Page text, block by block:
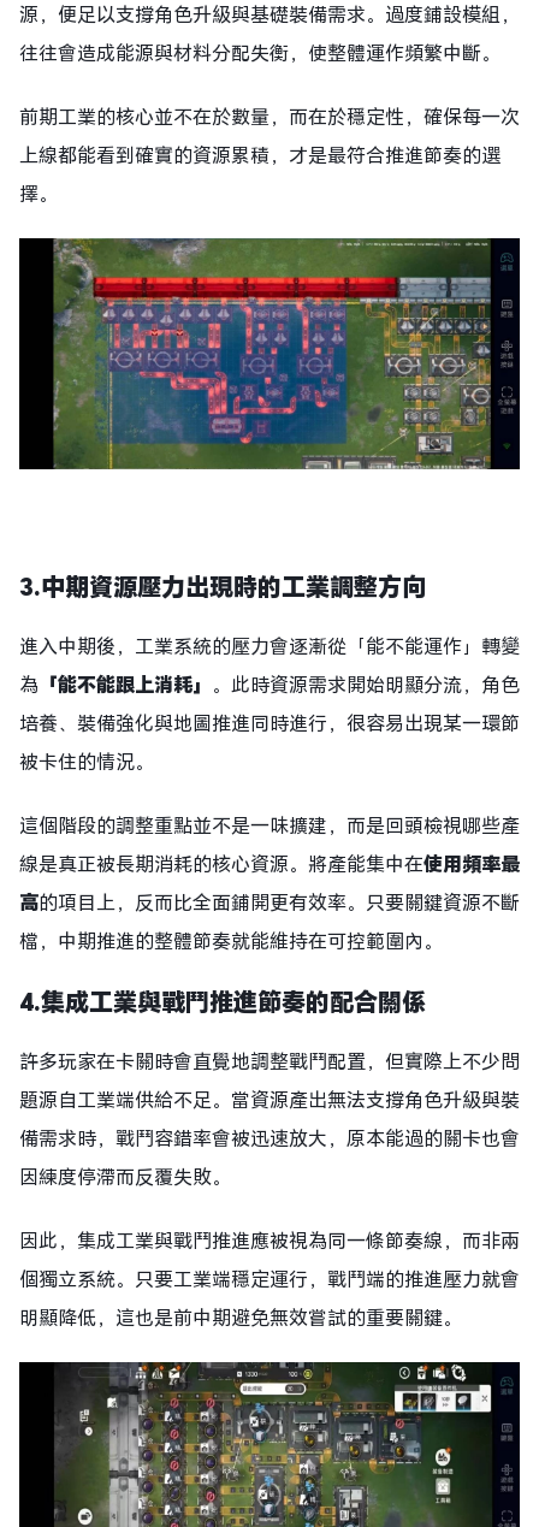
源，便足以支撐角色升級與基礎裝備需求。過度鋪設模組，
往往會造成能源與材料分配失衡，使整體運作頻繁中斷。
前期工業的核心並不在於數量，而在於穩定性，確保每一次
上線都能看到確實的資源累積，才是最符合推進節奏的選
擇。
3.中期資源壓力出現時的工業調整方向
進入中期後，工業系統的壓力會逐漸從「能不能運作」轉變
為 「能不能跟上消耗」 。此時資源需求開始明顯分流，角色
培養、裝備強化與地圖推進同時進行，很容易出現某一環節
被卡住的情況。
這個階段的調整重點並不是一味擴建，而是回頭檢視哪些產
線是真正被長期消耗的核心資源。將產能集中在使用頻率最
高的項目上，反而比全面鋪開更有效率。只要關鍵資源不斷
檔，中期推進的整體節奏就能維持在可控範圍內。
4.集成工業與戰鬥推進節奏的配合關係
許多玩家在卡關時會直覺地調整戰鬥配置，但實際上不少問
題源自工業端供給不足。當資源產出無法支撐角色升級與裝
備需求時，戰鬥容錯率會被迅速放大，原本能過的關卡也會
因練度停滯而反覆失敗。
因此，集成工業與戰鬥推進應被視為同一條節奏線，而非兩
個獨立系統。只要工業端穩定運行，戰鬥端的推進壓力就會
明顯降低，這也是前中期避免無效嘗試的重要關鍵。